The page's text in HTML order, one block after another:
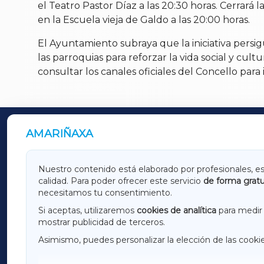
el Teatro Pastor Díaz a las 20:30 horas.
en la Escuela vieja de Galdo a las 20:00 horas.
El Ayuntamiento subraya que la iniciativa
las parroquias para reforzar la vida social y
consultar los canales oficiales del Concello
AMARIÑAXA
Nuestro contenido está elaborado por profesionales,
calidad. Para poder ofrecer este servicio de forma
necesitamos tu consentimiento.
Si aceptas, utilizaremos cookies de analítica para
mostrar publicidad de terceros.
Asimismo, puedes personalizar la elección de las
OUTROS PERIÓDICOS
GALICIAXA
AMARIÑAXA
OURENSEXA